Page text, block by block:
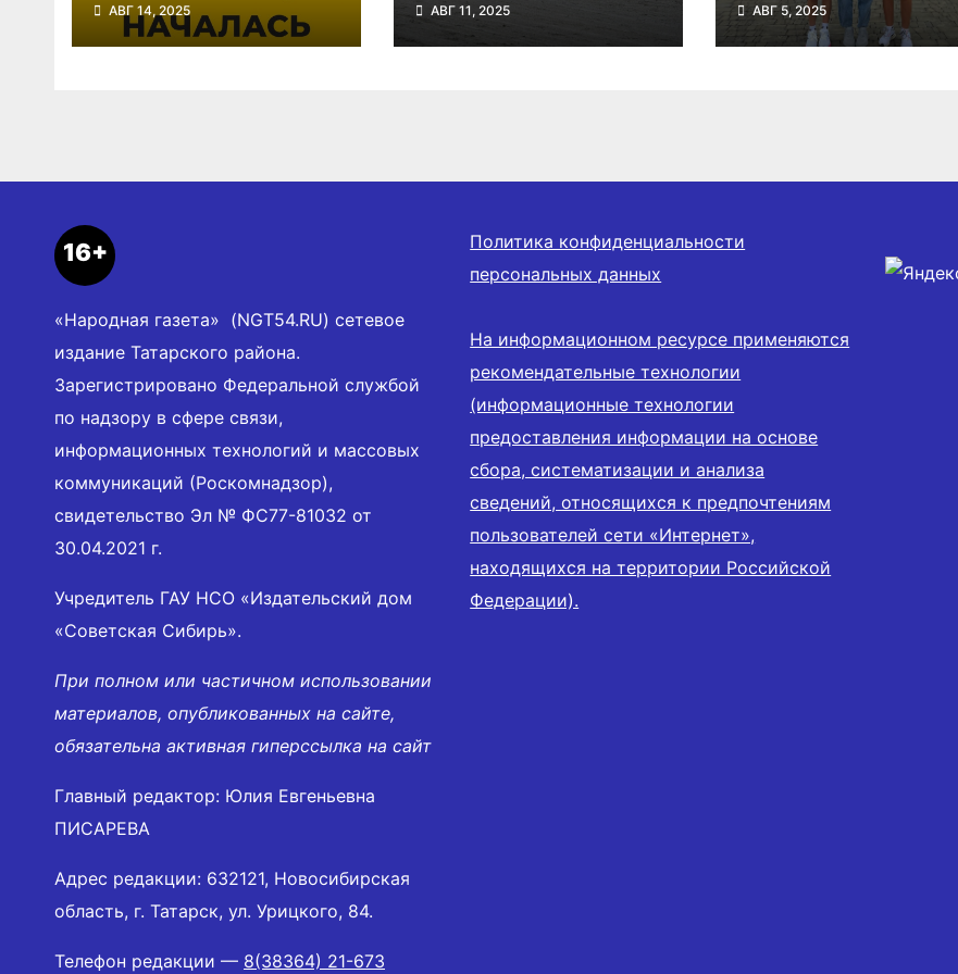
«Кросс нации»
АВГ 14, 2025
Сибирского круга
АВГ 11, 2025
Сибирском
марафоне
АВГ 5, 2025
16+
«Народная газета» (NGT54.RU) сетевое
издание Татарского района.
Зарегистрировано Федеральной службой
по надзору в сфере связи,
информационных технологий и массовых
коммуникаций (Роскомнадзор),
свидетельство Эл № ФС77-81032 от
30.04.2021 г.
Учредитель ГАУ НСО «Издательский дом
«Советская Сибирь».
При полном или частичном использовании
материалов, опубликованных на сайте,
обязательна активная гиперссылка на сайт
Главный редактор: Юлия Евгеньевна
ПИСАРЕВА
Адрес редакции: 632121, Новосибирская
область, г. Татарск, ул. Урицкого, 84.
Телефон редакции — 8(38364) 21-673
Политика конфиденциальности
персональных данных
На информационном ресурсе применяются
рекомендательные технологии
(информационные технологии
предоставления информации на основе
сбора, систематизации и анализа
сведений, относящихся к предпочтениям
пользователей сети «Интернет»,
находящихся на территории Российской
Федерации).